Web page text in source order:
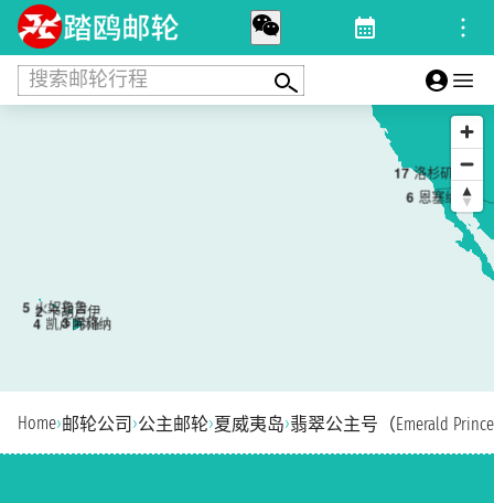
搜索邮轮行程
17 洛杉矶
2 卡胡卢伊
3 希洛
4 凯卢阿科纳
5 火奴鲁鲁
6 恩塞纳达
Home›邮轮公司 ›公主邮轮›夏威夷岛›翡翠公主号（Emerald